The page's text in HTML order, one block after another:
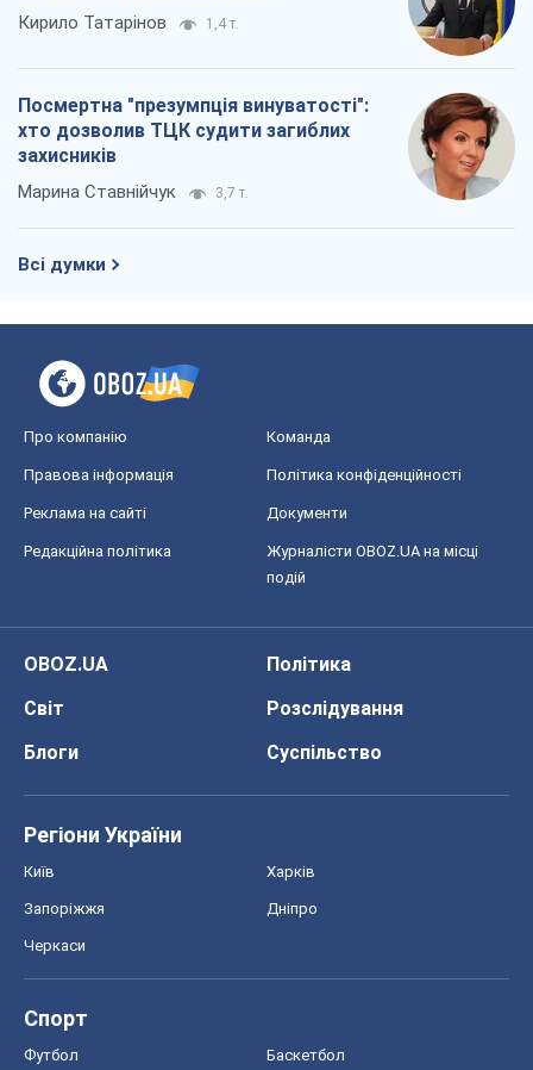
Кирило Татарінов 1,4 т.
Посмертна "презумпція винуватості":
хто дозволив ТЦК судити загиблих
захисників
Марина Ставнійчук 3,7 т.
Всі думки
Про компанію Команда
Правова інформація Політика конфіденційності
Реклама на сайті Документи
Редакційна політика
Журналісти OBOZ.UA на місці
подій
OBOZ.UA
Політика
Світ
Розслідування
Блоги
Суспільство
Регіони України
Київ Харків
Запоріжжя Дніпро
Черкаси
Спорт
Футбол Баскетбол